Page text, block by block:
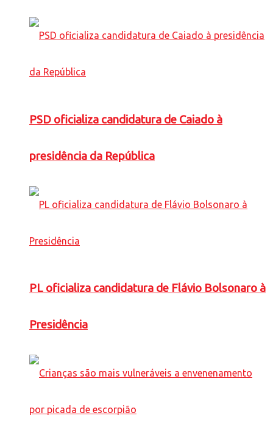
PSD oficializa candidatura de Caiado à
presidência da República
PL oficializa candidatura de Flávio Bolsonaro à
Presidência